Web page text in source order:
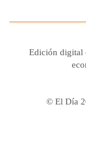
Edición digital
© El Día